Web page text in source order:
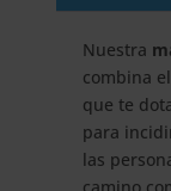
Nuestra
combina
que te
para
las